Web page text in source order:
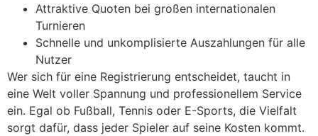
Attraktive Quoten bei großen internationalen
Turnieren
Schnelle und unkomplisierte Auszahlungen für alle
Nutzer
Wer sich für eine Registrierung entscheidet, taucht in
eine Welt voller Spannung und professionellem Service
ein. Egal ob Fußball, Tennis oder E-Sports, die Vielfalt
sorgt dafür, dass jeder Spieler auf seine Kosten kommt.